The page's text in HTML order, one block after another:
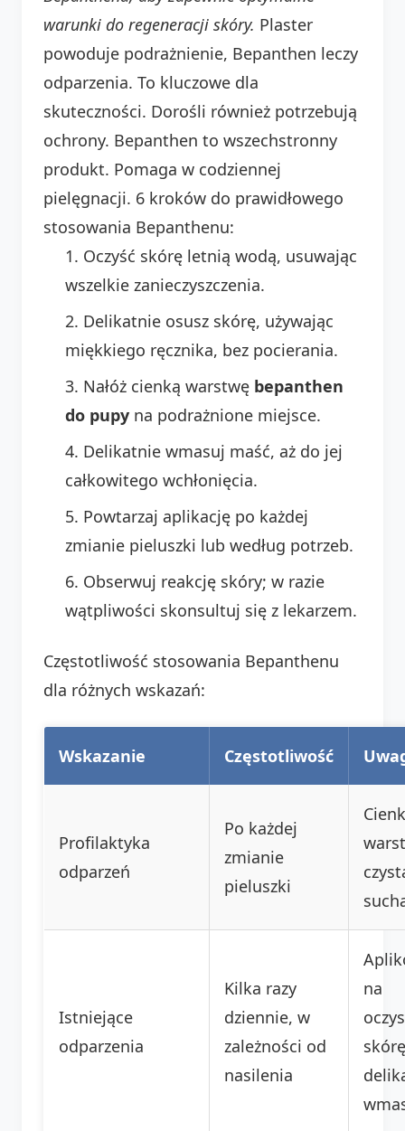
warunki do regeneracji skóry. Plaster
powoduje podrażnienie, Bepanthen leczy
odparzenia. To kluczowe dla
skuteczności. Dorośli również potrzebują
ochrony. Bepanthen to wszechstronny
produkt. Pomaga w codziennej
pielęgnacji. 6 kroków do prawidłowego
stosowania Bepanthenu:
Oczyść skórę letnią wodą, usuwając
wszelkie zanieczyszczenia.
Delikatnie osusz skórę, używając
miękkiego ręcznika, bez pocierania.
Nałóż cienką warstwę bepanthen
do pupy na podrażnione miejsce.
Delikatnie wmasuj maść, aż do jej
całkowitego wchłonięcia.
Powtarzaj aplikację po każdej
zmianie pieluszki lub według potrzeb.
Obserwuj reakcję skóry; w razie
wątpliwości skonsultuj się z lekarzem.
Częstotliwość stosowania Bepanthenu
dla różnych wskazań:
Wskazanie Częstotliwość
Profilaktyka
odparzeń
Po każdej
zmianie
pieluszki
Istniejące
odparzenia
Kilka razy
dziennie, w
zależności od
nasilenia
na